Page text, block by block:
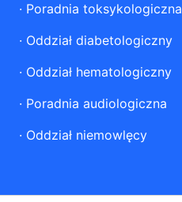
· Poradnia toksykologiczna
· Oddział diabetologiczny
· Oddział hematologiczny
· Poradnia audiologiczna
· Oddział niemowlęcy